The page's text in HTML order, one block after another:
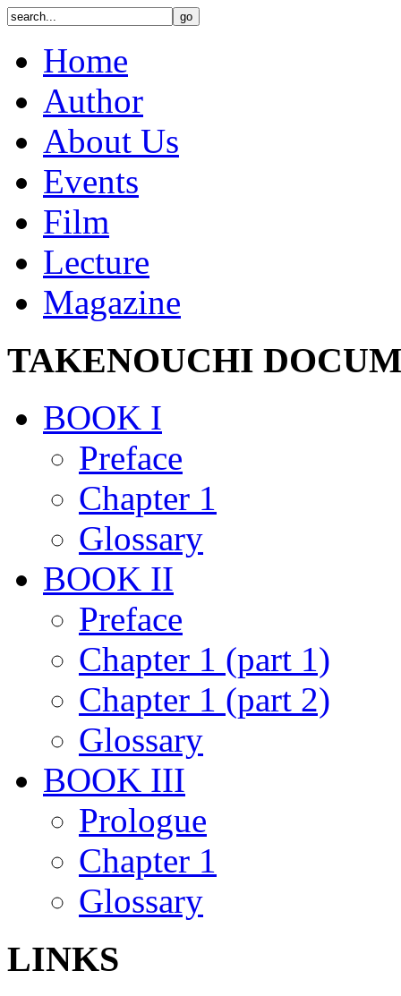
Home
Author
About Us
Events
Film
Lecture
Magazine
TAKENOUCHI
BOOK I
Preface
Chapter 1
Glossary
BOOK II
Preface
Chapter 1 (part 1)
Chapter 1 (part 2)
Glossary
BOOK III
Prologue
Chapter 1
Glossary
LINKS